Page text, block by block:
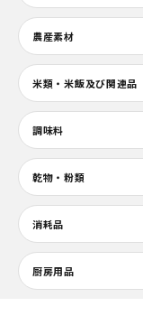
農産素材
米類・米飯及び関連品
調味料
乾物・粉類
消耗品
厨房用品